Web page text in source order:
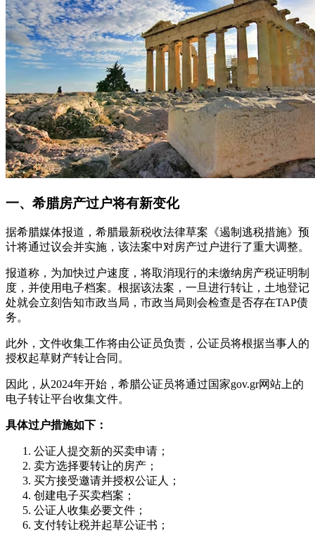
一、希腊房产过户将有新变化
据希腊媒体报道，希腊最新税收法律草案《遏制逃税措施》预
计将通过议会并实施，该法案中对房产过户进行了重大调整。
报道称，为加快过户速度，将取消现行的未缴纳房产税证明制
度，并使用电子档案。根据该法案，一旦进行转让，土地登记
处就会立刻告知市政当局，市政当局则会检查是否存在TAP债
务。
此外，文件收集工作将由公证员负责，公证员将根据当事人的
授权起草财产转让合同。
因此，从2024年开始，希腊公证员将通过国家gov.gr网站上的
电子转让平台收集文件。
具体过户措施如下：
公证人提交新的买卖申请；
卖方选择要转让的房产；
买方接受邀请并授权公证人；
创建电子买卖档案；
公证人收集必要文件；
支付转让税并起草公证书；